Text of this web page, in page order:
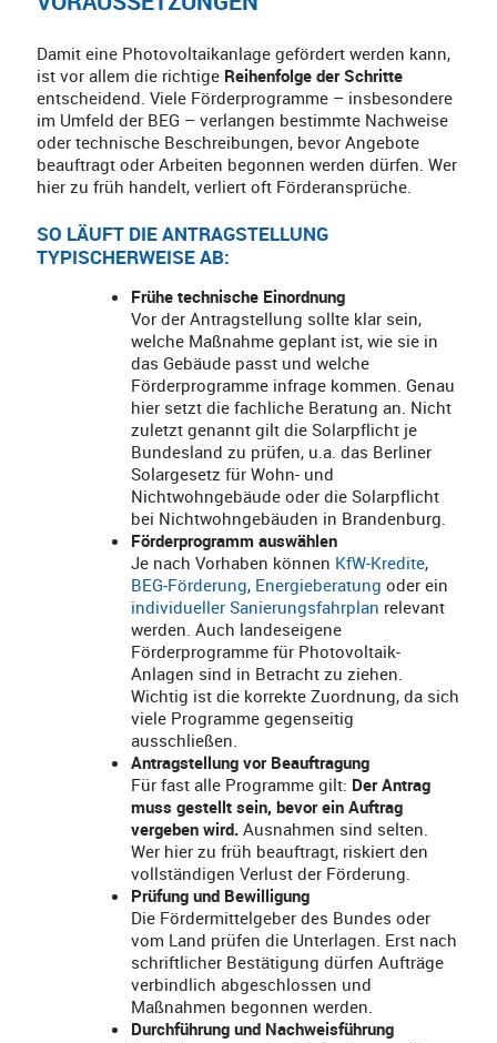
Damit eine Photovoltaikanlage gefördert werden kann,
ist vor allem die richtige Reihenfolge der Schritte
entscheidend. Viele Förderprogramme – insbesondere
im Umfeld der BEG – verlangen bestimmte Nachweise
oder technische Beschreibungen, bevor Angebote
beauftragt oder Arbeiten begonnen werden dürfen. Wer
hier zu früh handelt, verliert oft Förderansprüche.
SO LÄUFT DIE ANTRAGSTELLUNG
TYPISCHERWEISE AB:
Frühe technische Einordnung
Vor der Antragstellung sollte klar sein,
welche Maßnahme geplant ist, wie sie in
das Gebäude passt und welche
Förderprogramme infrage kommen. Genau
hier setzt die fachliche Beratung an. Nicht
zuletzt genannt gilt die Solarpflicht je
Bundesland zu prüfen, u.a. das Berliner
Solargesetz für Wohn- und
Nichtwohngebäude oder die Solarpflicht
bei Nichtwohngebäuden in Brandenburg.
Förderprogramm auswählen
Je nach Vorhaben können KfW‑Kredite,
BEG‑Förderung, Energieberatung oder ein
individueller Sanierungsfahrplan relevant
werden. Auch landeseigene
Förderprogramme für Photovoltaik-
Anlagen sind in Betracht zu ziehen.
Wichtig ist die korrekte Zuordnung, da sich
viele Programme gegenseitig
ausschließen.
Antragstellung vor Beauftragung
Für fast alle Programme gilt: Der Antrag
muss gestellt sein, bevor ein Auftrag
vergeben wird. Ausnahmen sind selten.
Wer hier zu früh beauftragt, riskiert den
vollständigen Verlust der Förderung.
Prüfung und Bewilligung
Die Fördermittelgeber des Bundes oder
vom Land prüfen die Unterlagen. Erst nach
schriftlicher Bestätigung dürfen Aufträge
verbindlich abgeschlossen und
Maßnahmen begonnen werden.
Durchführung und Nachweisführung